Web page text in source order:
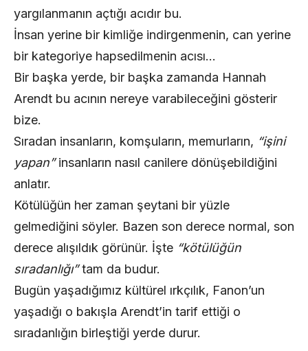
yargılanmanın açtığı acıdır bu.
İnsan yerine bir kimliğe indirgenmenin, can yerine
bir kategoriye hapsedilmenin acısı…
Bir başka yerde, bir başka zamanda Hannah
Arendt bu acının nereye varabileceğini gösterir
bize.
Sıradan insanların, komşuların, memurların, “işini
yapan”insanların nasıl canilere dönüşebildiğini
anlatır.
Kötülüğün her zaman şeytani bir yüzle
gelmediğini söyler. Bazen son derece normal, son
derece alışıldık görünür. İşte “kötülüğün
sıradanlığı”tam da budur.
Bugün yaşadığımız kültürel ırkçılık, Fanon’un
yaşadığı o bakışla Arendt’in tarif ettiği o
sıradanlığın birleştiği yerde durur.